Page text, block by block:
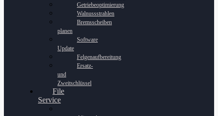
Getriebeoptimierung
Walnussstrahlen
Bremsscheiben
planen
Software
Update
Felgenaufbereitung
Ersatz-
und
Zweitschlüssel
File
Service